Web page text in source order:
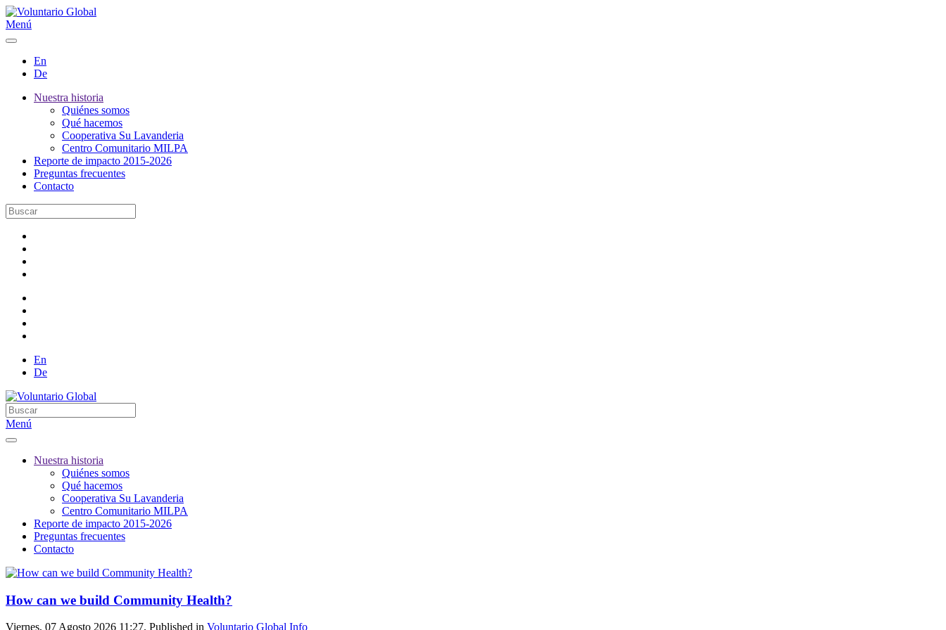
Menú
En
De
Nuestra historia
Quiénes somos
Qué hacemos
Cooperativa Su Lavanderia
Centro Comunitario MILPA
Reporte de impacto 2015-2026
Preguntas frecuentes
Contacto
En
De
Menú
Nuestra historia
Quiénes somos
Qué hacemos
Cooperativa Su Lavanderia
Centro Comunitario MILPA
Reporte de impacto 2015-2026
Preguntas frecuentes
Contacto
How can we build Community Health?
Viernes, 07 Agosto 2026 11:27. Published in Voluntario Global Info